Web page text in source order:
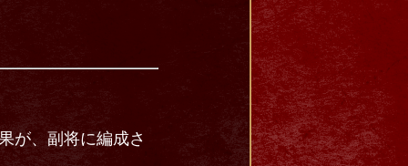
が、副将に編成さ